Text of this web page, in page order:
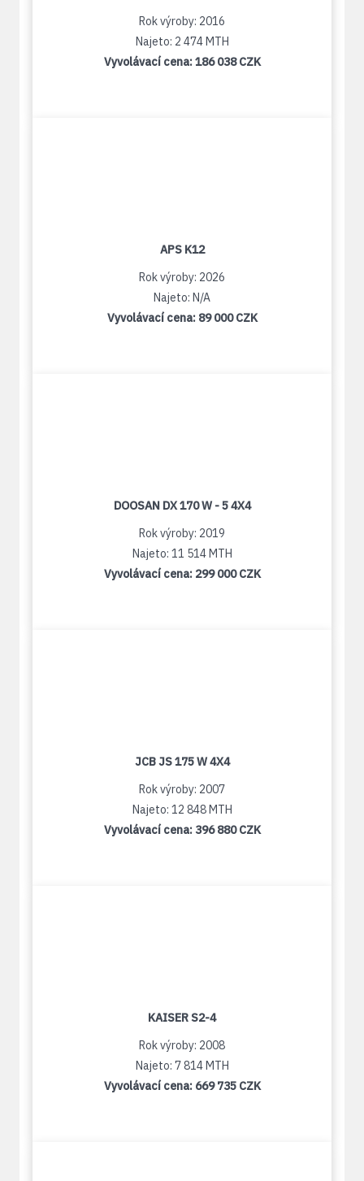
Rok výroby: 2016
Najeto: 2 474 MTH
Vyvolávací cena:186 038 CZK
APS K12
Rok výroby: 2026
Najeto: N/A
Vyvolávací cena: 89 000 CZK
DOOSAN DX 170 W - 5 4X4
Rok výroby: 2019
Najeto: 11 514 MTH
Vyvolávací cena: 299 000 CZK
JCB JS 175 W 4X4
Rok výroby: 2007
Najeto: 12 848 MTH
Vyvolávací cena: 396 880 CZK
KAISER S2-4
Rok výroby: 2008
Najeto: 7 814 MTH
Vyvolávací cena: 669 735 CZK